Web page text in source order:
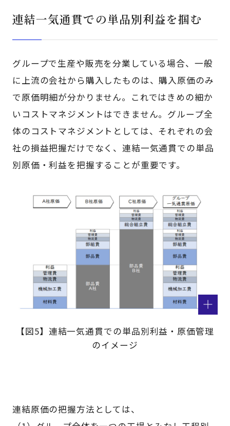
連結一気通貫での単品別利益を掴む
グループで生産や販売を分業している場合、一般
に上流の会社から購入したものは、購入原価のみ
で原価明細が分かりません。これではきめの細か
いコストマネジメントはできません。グループ全
体のコストマネジメントとしては、それぞれの会
社の損益把握だけでなく、連結一気通貫での単品
別原価・利益を把握することが重要です。
【図5】連結一気通貫での単品別利益・原価管理
のイメージ
連結原価の把握方法としては、